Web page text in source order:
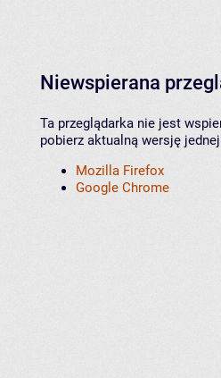
Niewspierana
Ta przeglądarka nie jest
pobierz aktualną wersję
Mozilla Firefox
Google Chrome